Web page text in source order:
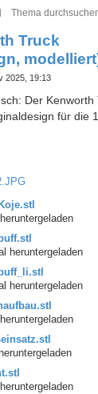
Truck
2025, 19:13
Der
für die
heruntergeladen
heruntergeladen